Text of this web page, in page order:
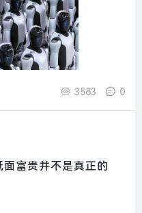
3583 0
富贵并不是真正的